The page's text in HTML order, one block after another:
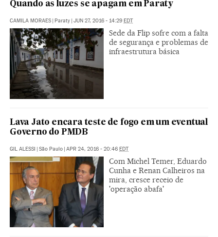
Quando as luzes se apagam em Paraty
CAMILA MORAES | Paraty | JUN 27, 2016 - 14:29 EDT
Sede da Flip sofre com a falta
de segurança e problemas de
infraestrutura básica
Lava Jato encara teste de fogo em um eventual
Governo do PMDB
GIL ALESSI | São Paulo | APR 24, 2016 - 20:46 EDT
Com Michel Temer, Eduardo
Cunha e Renan Calheiros na
mira, cresce receio de
'operação abafa'